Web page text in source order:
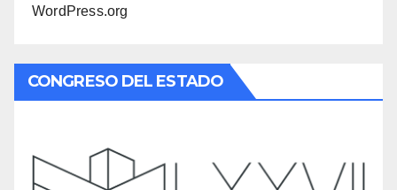
WordPress.org
CONGRESO DEL ESTADO